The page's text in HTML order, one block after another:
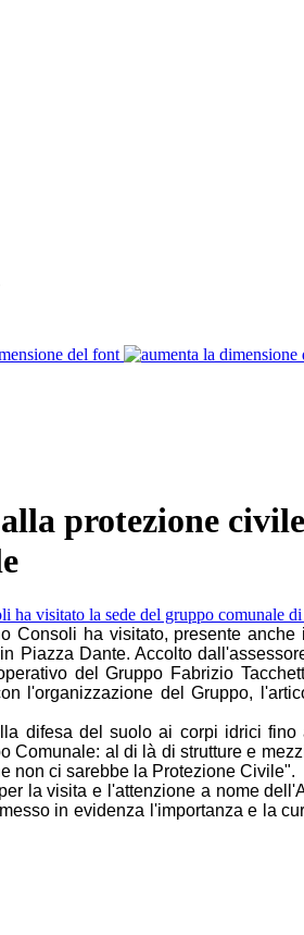
del font
protezione
ha visitato, presente
Piazza Dante. Accolto
del Gruppo Fabrizio
l'organizzazione del Gruppo,
difesa del suolo ai corpi idrici
al di là di strutture e
non ci sarebbe la Protezione Civile".
la visita e l'attenzione a nome
in evidenza l'importanza e la